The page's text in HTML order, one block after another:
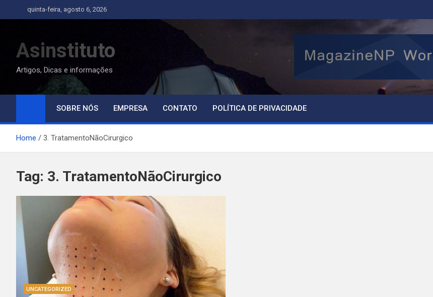
to
quinta-feira, agosto 6, 2026
Asinstituto
Artigos, Dicas e informações
SOBRE NÓS EMPRESA CONTATO POLÍTICA DE PRIVACIDADE
Home 3. TratamentoNãoCirurgico
Tag: 3. TratamentoNãoCirurgico
UNCATEGORIZED